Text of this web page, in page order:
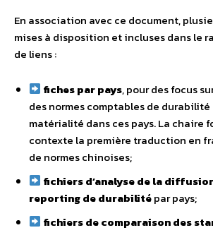
En association avec ce document,
mises à disposition et incluses dans le
de liens :
fiches par pays, pour des focus
des normes comptables de
matérialité dans ces pays. La chaire
contexte la première traduction en
de normes chinoises;
fichiers d’analyse de la
reporting de durabilitépar pays;
fichiers de comparaison des